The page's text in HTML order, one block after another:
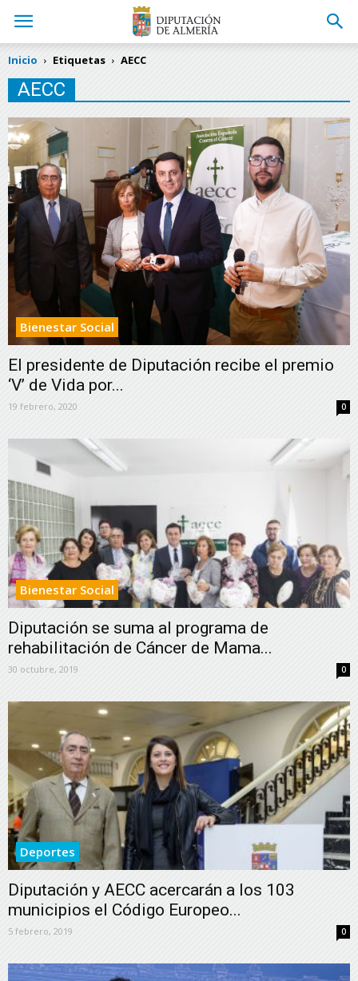
Inicio Etiquetas AECC
AECC
Bienestar Social
El presidente de Diputación recibe el premio
‘V’ de Vida por...
19 febrero, 2020 0
Bienestar Social
Diputación se suma al programa de
rehabilitación de Cáncer de Mama...
30 octubre, 2019 0
Deportes
Diputación y AECC acercarán a los 103
municipios el Código Europeo...
5 febrero, 2019 0